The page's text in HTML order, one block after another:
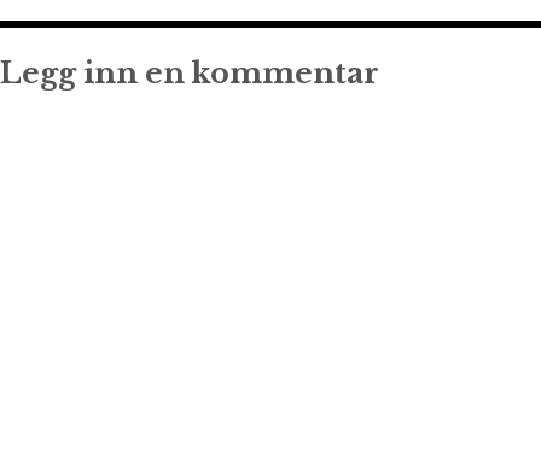
Legg inn en kommentar